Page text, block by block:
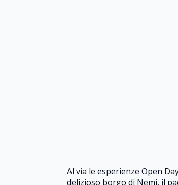
Al via le esperienze Open
delizioso borgo di Nemi, il